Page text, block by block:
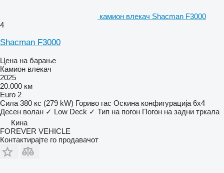
камион влекач Shacman F3000
4
Shacman F3000
Цена на барање
Камион влекач
2025
20.000 км
Euro 2
Сила 380 кс (279 kW) Гориво гас Оскина конфигурација 6x4
Десен волан ✓ Low Deck ✓ Тип на погон Погон на задни тркала
Кина
FOREVER VEHICLE
Контактирајте го продавачот